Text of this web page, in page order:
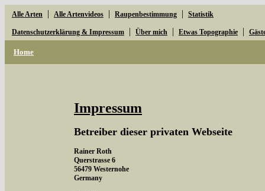
Alle Arten | Alle Artenvideos | Raupenbestimmung | Statistik
Datenschutzerklärung & Impressum | Über mich | Etwas Topographie |
Home
Impressum
Betreiber dieser privaten Webseite
Rainer Roth
Querstrasse 6
56479 Westernohe
Germany